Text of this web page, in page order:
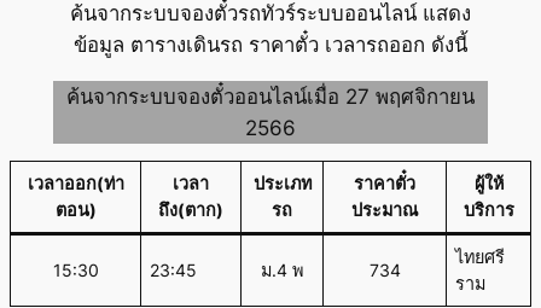
ค้นจากระบบจองตั๋วรถทัวร์ระบบออนไลน์ แสดง
ข้อมูล ตารางเดินรถ ราคาตั๋ว เวลารถออก ดังนี้
ค้นจากระบบจองตั๋วออนไลน์เมื่อ 27 พฤศจิกายน
2566
เวลาออก(ท่า
ตอน)
เวลา
ถึง(ตาก)
ประเภท
รถ
ราคาตั๋ว
ประมาณ
ผู้ให้
บริการ
15:30 23:45 ม.4 พ 734
ไทยศรี
ราม